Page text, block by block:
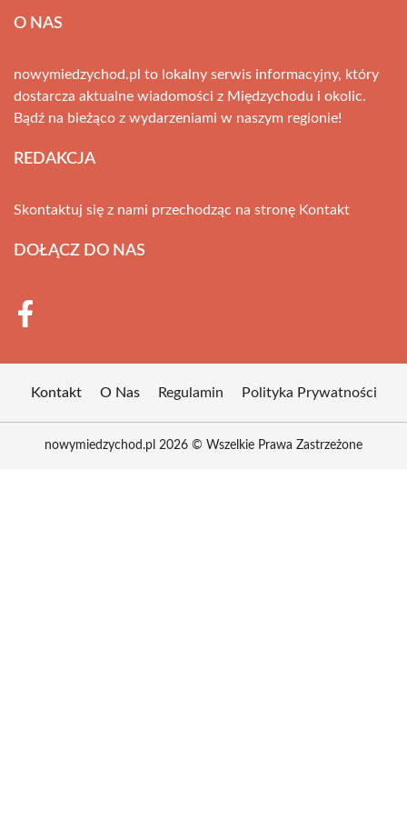
O NAS
nowymiedzychod.pl to lokalny serwis informacyjny, który
dostarcza aktualne wiadomości z Międzychodu i okolic.
Bądź na bieżąco z wydarzeniami w naszym regionie!
REDAKCJA
Skontaktuj się z nami przechodząc na stronę Kontakt
DOŁĄCZ DO NAS
Kontakt O Nas Regulamin Polityka Prywatności
nowymiedzychod.pl 2026 © Wszelkie Prawa Zastrzeżone